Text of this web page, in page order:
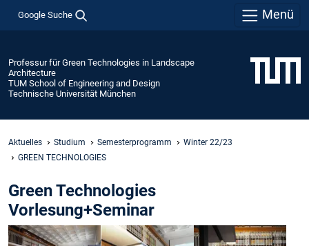
Google Suche Menü
Professur für Green Technologies in Landscape
Architecture
TUM School of Engineering and Design
Technische Universität München
Aktuelles Studium Semesterprogramm
Winter 22/23
GREEN TECHNOLOGIES
Green Technologies
Vorlesung+Seminar